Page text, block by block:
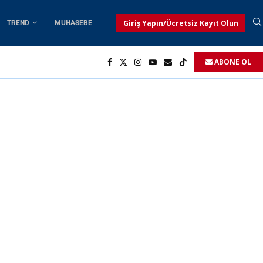
TREND MUHASEBE Giriş Yapın/Ücretsiz Kayıt Olun
ABONE OL